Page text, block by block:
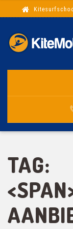
TAG: